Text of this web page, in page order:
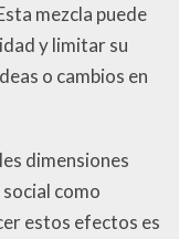
mezcla puede
y limitar su
o cambios en
dimensiones
como
estos efectos es